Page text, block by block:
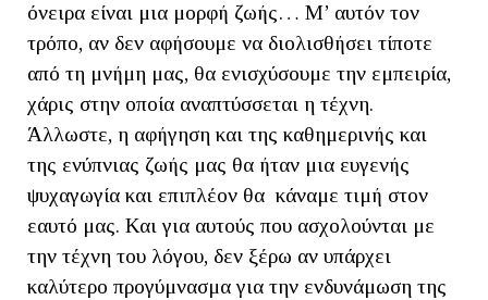
όνειρα είναι μια μορφή ζωής… Μ’ αυτόν τον
τρόπο, αν δεν αφήσουμε να διολισθήσει τίποτε
από τη μνήμη μας, θα ενισχύσουμε την εμπειρία,
χάρις στην οποία αναπτύσσεται η τέχνη.
Άλλωστε, η αφήγηση και της καθημερινής και
της ενύπνιας ζωής μας θα ήταν μια ευγενής
ψυχαγωγία και επιπλέον θα κάναμε τιμή στον
εαυτό μας. Και για αυτούς που ασχολούνται με
την τέχνη του λόγου, δεν ξέρω αν υπάρχει
καλύτερο προγύμνασμα για την ενδυνάμωση της